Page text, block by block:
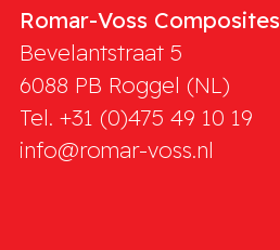
Romar-Voss Composites
Bevelantstraat 5
6088 PB Roggel (NL)
Tel. +31 (0)475 49 10 19
info@romar-voss.nl